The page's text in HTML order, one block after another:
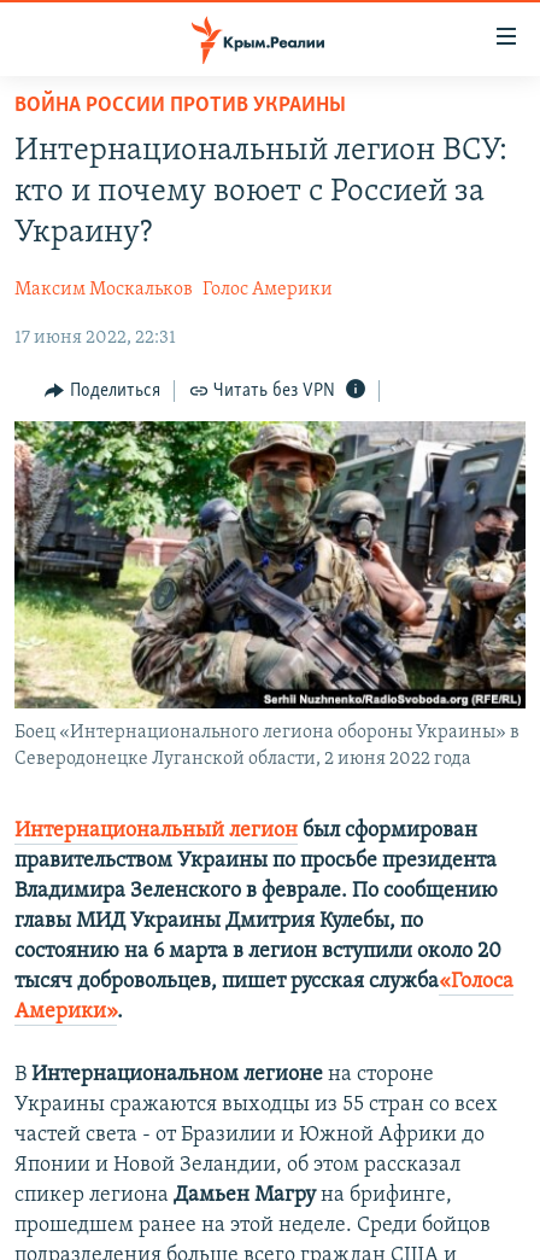
Вернуться
основному
содержанию
Вернутся
главной
Вернутся
поиску
СПЕЦПРОЕКТЫ
11 ЛЕТ ОККУПАЦИИ КРЫМА. 11 ИСТОРИЙ СОПРОТИВЛЕНИЯ
ВОДА
ЕЩЕ
ИНТЕРАКТИВ
ИНФОГРАФИКА
ТЕЛЕПРОЕКТ КРЫМ.РЕАЛИИ
СОВЕТЫ ПРАВОЗАЩИТНИКОВ
ПРОПАВШИЕ БЕЗ ВЕСТИ
ПОБЕДИТЕЛЕЙ НЕ СУДЯТ?
КРЫМ.НЕПОКОРЕННЫЙ
ELIFBE
УКРАИНСКАЯ ПРОБЛЕМА КРЫМА
РАДІО СВОБОДА
КАК ОБОЙТИ БЛОКИРОВКУ
Українською
Qırımtatar
ПРИСОЕДИНЯЙТЕСЬ!
Все сайты RFE/RL
ВОЙНА РОССИИ ПРОТИВ УКРАИНЫ
Интернациональный легион ВСУ:
кто и почему воюет с Россией за
Украину?
Максим Москальков Голос Америки
17 июня 2022, 22:31
Поделиться Читать без VPN
Боец «Интернационального легиона обороны Украины» в
Северодонецке Луганской области, 2 июня 2022 года
Интернациональный легион был сформирован
правительством Украины по просьбе президента
Владимира Зеленского в феврале. По сообщению
главы МИД Украины Дмитрия Кулебы, по
состоянию на 6 марта в легион вступили около 20
тысяч добровольцев, пишет русская служба«Голоса
Америки».
В Интернациональном легионе на стороне
Украины сражаются выходцы из 55 стран со всех
частей света - от Бразилии и Южной Африки до
Японии и Новой Зеландии, об этом рассказал
спикер легиона Дамьен Магруна брифинге,
прошедшем ранее на этой неделе. Cреди бойцов